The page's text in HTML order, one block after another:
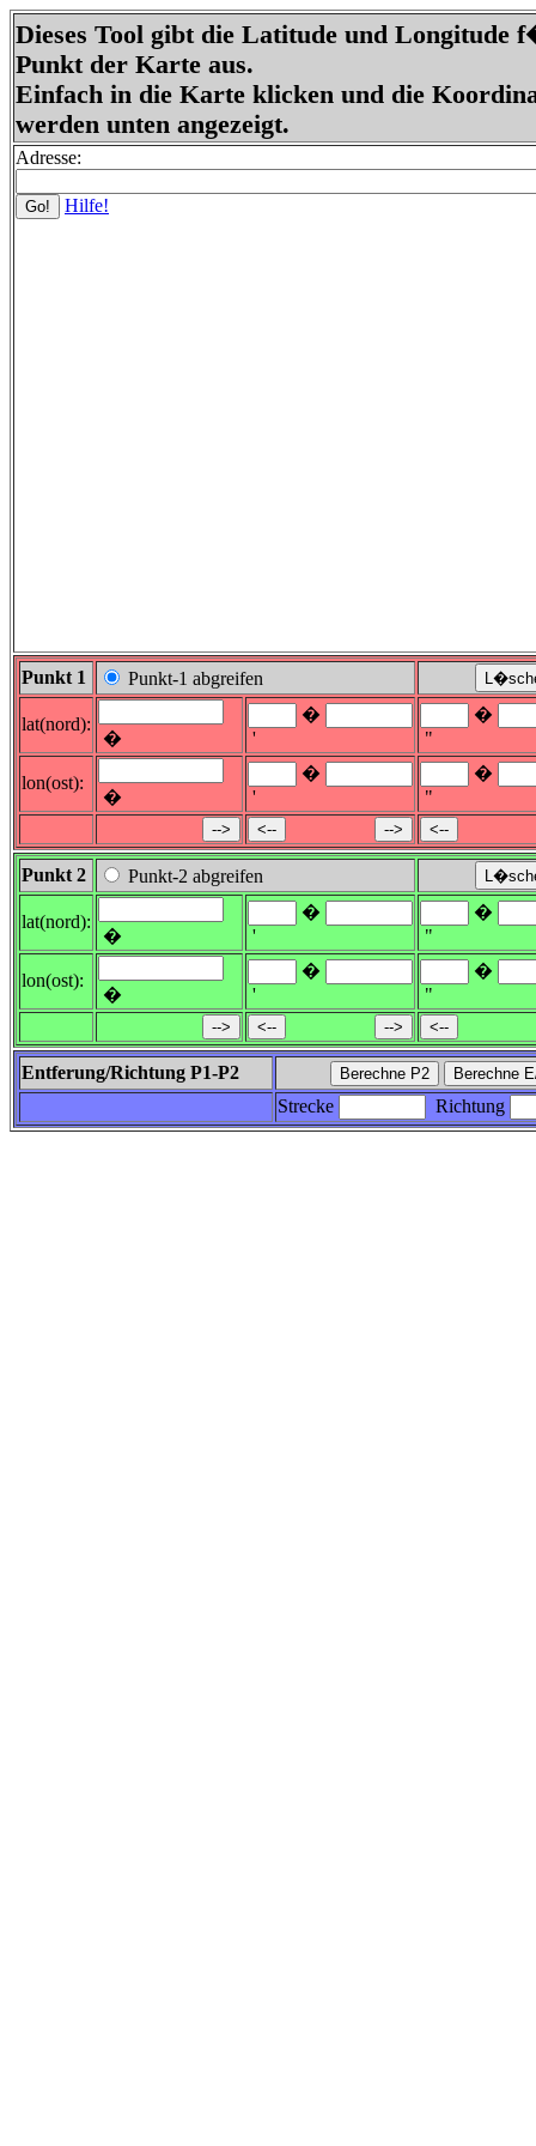
Dieses Tool gibt die Latitude und Longitude
Punkt der Karte aus.
Einfach in die Karte klicken und die
werden unten angezeigt.
Adresse:
Hilfe!
Punkt 1 Punkt-1 abgreifen
lat(nord):
�
�
'
�
"
lon(ost):
�
�
'
�
"
Punkt 2 Punkt-2 abgreifen
lat(nord):
�
�
'
�
"
lon(ost):
�
�
'
�
"
Entferung/Richtung P1-P2
Strecke
Richtung